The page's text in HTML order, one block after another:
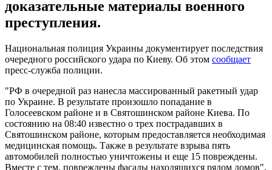
доказательные материалы военного
преступления.
Национальная полиция Украины документирует последствия
очередного российского удара по Киеву. Об этом сообщает
пресс-служба полиции.
"РФ в очередной раз нанесла массированный ракетный удар
по Украине. В результате произошло попадание в
Голосеевском районе и в Святошинском районе Киева. По
состоянию на 08:40 известно о трех пострадавших в
Святошинском районе, которым предоставляется необходимая
медицинская помощь. Также в результате взрыва пять
автомобилей полностью уничтожены и еще 15 повреждены.
Вместе с тем, повреждены фасады находящихся рядом домов",